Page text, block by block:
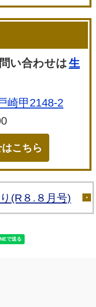
い合わせは生
崎甲2148-2
こちら
(R８.８月号)